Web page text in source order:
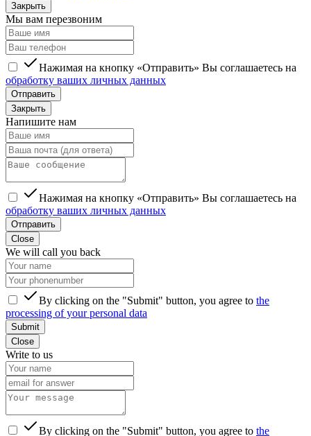
Закрыть
Мы вам перезвоним
Нажимая на кнопку «Отправить» Вы соглашаетесь на
обработку ваших личных данных
Отправить
Закрыть
Напишите нам
Нажимая на кнопку «Отправить» Вы соглашаетесь на
обработку ваших личных данных
Отправить
Close
We will call you back
By clicking on the "Submit" button, you agree to the
processing of your personal data
Submit
Close
Write to us
By clicking on the "Submit" button, you agree to the